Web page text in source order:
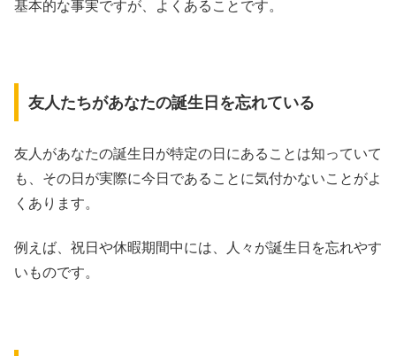
基本的な事実ですが、よくあることです。
友人たちがあなたの誕生日を忘れている
友人があなたの誕生日が特定の日にあることは知っていて
も、その日が実際に今日であることに気付かないことがよ
くあります。
例えば、祝日や休暇期間中には、人々が誕生日を忘れやす
いものです。